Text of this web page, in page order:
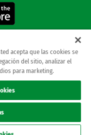
Real Betis Balompié. All
acepta que las cookies se
del sitio, analizar el
para marketing.